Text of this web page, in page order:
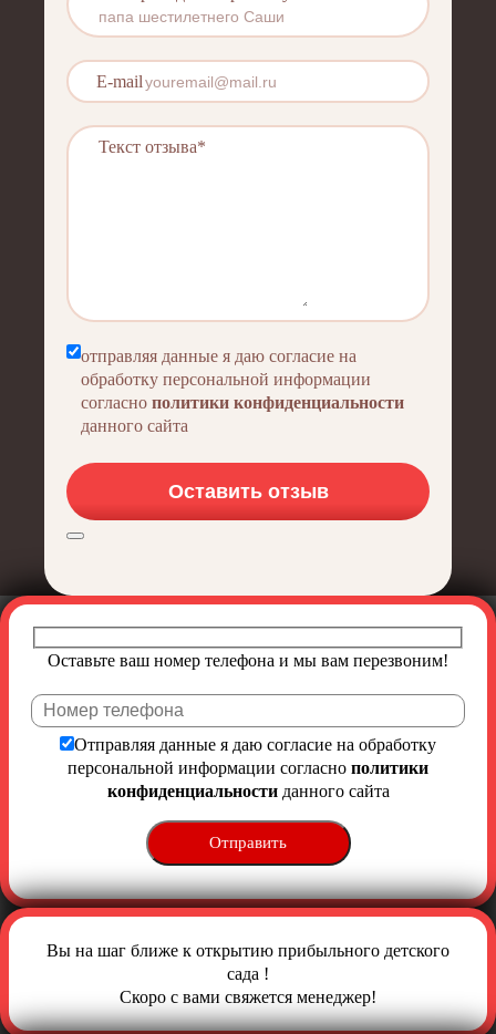
E-mail
отправляя данные я даю согласие на
обработку персональной информации
согласно политики конфиденциальности
данного сайта
Оставьте ваш номер телефона и мы вам перезвоним!
Отправляя данные я даю согласие на обработку
персональной информации согласно политики
конфиденциальностиданного сайта
Вы на шаг ближе к открытию прибыльного детского
сада !
Скоро с вами свяжется менеджер!